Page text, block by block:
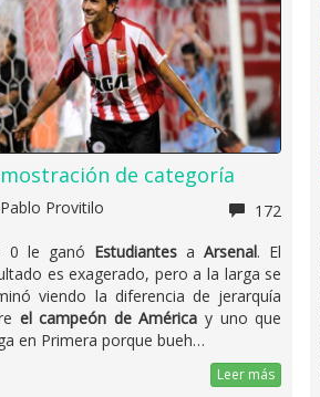
de categoría
Pablo Provitilo
172
0 le ganó Estudiantes aArsenal. El
es exagerado, pero a la larga se
viendo la diferencia de jerarquía
el campeón de América y uno que
en Primera porque bueh…
Leer más